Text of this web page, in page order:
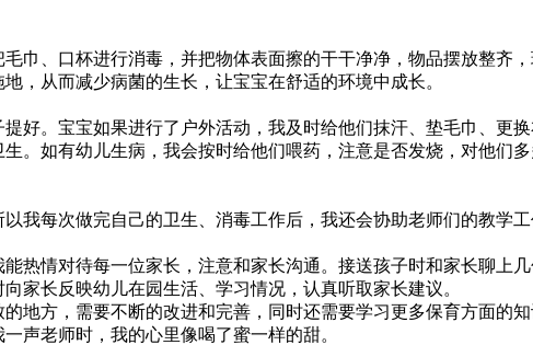
巾、口杯进行消毒，并把物体表面擦的干干净净，物品摆放整齐
，从而减少病菌的生长，让宝宝在舒适的环境中成长。
好。宝宝如果进行了户外活动，我及时给他们抹汗、垫毛巾、更
。如有幼儿生病，我会按时给他们喂药，注意是否发烧，对他们
我每次做完自己的卫生、消毒工作后，我还会协助老师们的教学
热情对待每一位家长，注意和家长沟通。接送孩子时和家长聊上
家长反映幼儿在园生活、学习情况，认真听取家长建议。
地方，需要不断的改进和完善，同时还需要学习更多保育方面的
声老师时，我的心里像喝了蜜一样的甜。